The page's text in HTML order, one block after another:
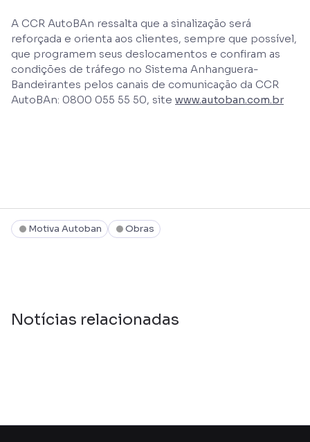
A CCR AutoBAn ressalta que a sinalização será
reforçada e orienta aos clientes, sempre que possível,
que programem seus deslocamentos e confiram as
condições de tráfego no Sistema Anhanguera-
Bandeirantes pelos canais de comunicação da CCR
AutoBAn: 0800 055 55 50, site www.autoban.com.br
Motiva Autoban Obras
Notícias relacionadas